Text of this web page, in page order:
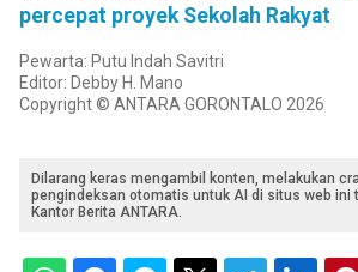
percepat proyek Sekolah Rakyat
Pewarta: Putu Indah Savitri
Editor: Debby H. Mano
Copyright © ANTARA GORONTALO 2026
Dilarang keras mengambil konten, melakukan
pengindeksan otomatis untuk AI di situs web ini
Kantor Berita ANTARA.